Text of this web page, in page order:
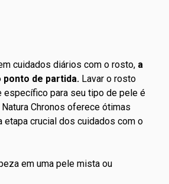
cuidados diários com o rosto, a
ponto de partida. Lavar o rosto
específico para seu tipo de pele é
Natura Chronos oferece ótimas
etapa crucial dos cuidados com o
em uma pele mista ou